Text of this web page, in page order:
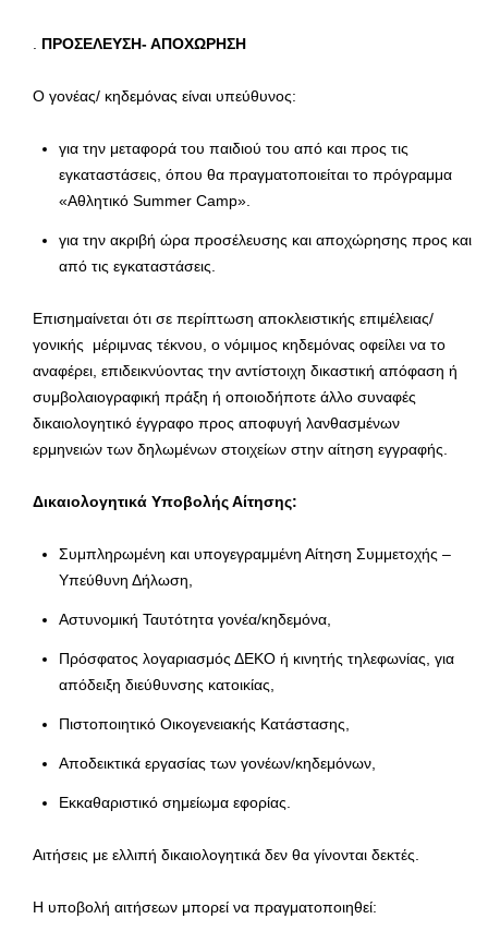
. ΠΡΟΣΕΛΕΥΣΗ- ΑΠΟΧΩΡΗΣΗ
Ο γονέας/ κηδεμόνας είναι υπεύθυνος:
για την μεταφορά του παιδιού του από και προς τις
εγκαταστάσεις, όπου θα πραγματοποιείται το πρόγραμμα
«Αθλητικό Summer Camp».
για την ακριβή ώρα προσέλευσης και αποχώρησης προς και
από τις εγκαταστάσεις.
Επισημαίνεται ότι σε περίπτωση αποκλειστικής επιμέλειας/
γονικής μέριμνας τέκνου, ο νόμιμος κηδεμόνας οφείλει να το
αναφέρει, επιδεικνύοντας την αντίστοιχη δικαστική απόφαση ή
συμβολαιογραφική πράξη ή οποιοδήποτε άλλο συναφές
δικαιολογητικό έγγραφο προς αποφυγή λανθασμένων
ερμηνειών των δηλωμένων στοιχείων στην αίτηση εγγραφής.
Δικαιολογητικά Υποβολής Αίτησης:
Συμπληρωμένη και υπογεγραμμένη Αίτηση Συμμετοχής –
Υπεύθυνη Δήλωση,
Αστυνομική Ταυτότητα γονέα/κηδεμόνα,
Πρόσφατος λογαριασμός ΔΕΚΟ ή κινητής τηλεφωνίας, για
απόδειξη διεύθυνσης κατοικίας,
Πιστοποιητικό Οικογενειακής Κατάστασης,
Αποδεικτικά εργασίας των γονέων/κηδεμόνων,
Εκκαθαριστικό σημείωμα εφορίας.
Αιτήσεις με ελλιπή δικαιολογητικά δεν θα γίνονται δεκτές.
Η υποβολή αιτήσεων μπορεί να πραγματοποιηθεί: